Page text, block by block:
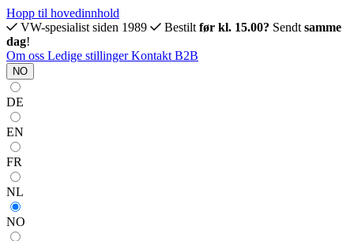
Hopp til hovedinnhold
VW-spesialist siden 1989
Bestilt før kl. 15.00? Sendt samme
dag!
Om oss Ledige stillingerKontakt B2B
NO
DE
EN
FR
NL
NO